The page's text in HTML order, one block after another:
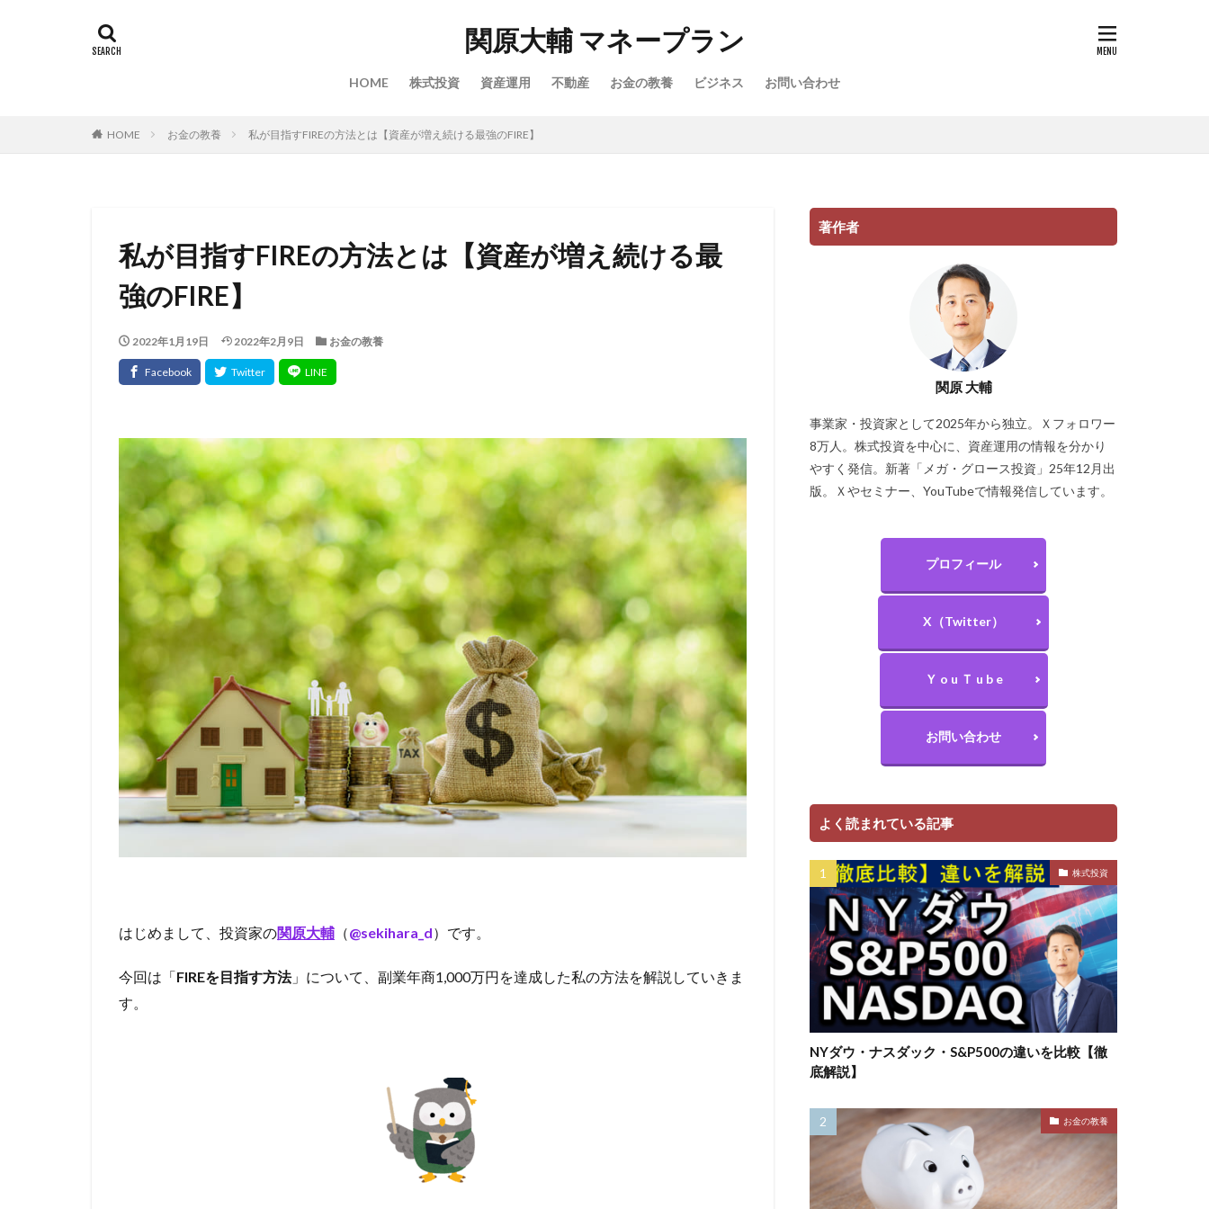
関原大輔 マネープラン
HOME 株式投資 資産運用 不動産 お金の教養 ビジネス お問い合わせ
HOME お金の教養 私が目指すFIREの方法とは【資産が増え続ける最強のFIRE】
私が目指すFIREの方法とは【資産が増え続ける最
強のFIRE】
2022年1月19日 2022年2月9日 お金の教養
はじめまして、投資家の関原大輔 （@sekihara_d）です。
今回は「FIREを目指す方法」について、副業年商1,000万円を達成した私の方法を解説していきま
す。
著作者
関原 大輔
事業家・投資家として2025年から独立。Ｘフォロワー
8万人。株式投資を中心に、資産運用の情報を分かり
やすく発信。新著「メガ・グロース投資」25年12月出
版。Ｘやセミナー、YouTubeで情報発信しています。
プロフィール
X（Twitter）
Ｙ o u Ｔ u b e
お問い合わせ
よく読まれている記事
株式投資
NYダウ・ナスダック・S&P500の違いを比較【徹
底解説】
お金の教養